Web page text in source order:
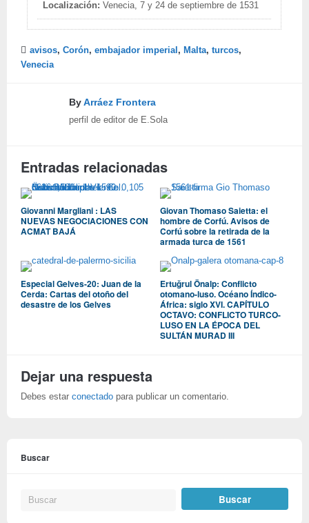
Localización: Venecia, 7 y 24 de septiembre de 1531
avisos, Corón, embajador imperial , Malta, turcos,
Venecia
ByArráez Frontera
perfil de editor de E.Sola
Entradas relacionadas
Giovanni Margliani : LAS
NUEVAS NEGOCIACIONES CON
ACMAT BAJÁ
Giovan Thomaso Saietta: el
hombre de Corfú. Avisos de
Corfú sobre la retirada de la
armada turca de 1561
Especial Gelves-20: Juan de la
Cerda: Cartas del otoño del
desastre de los Gelves
Ertuğrul Önalp: Conflicto
otomano-luso. Océano Índico-
África: siglo XVI. CAPÍTULO
OCTAVO: CONFLICTO TURCO-
LUSO EN LA ÉPOCA DEL
SULTÁN MURAD III
Dejar una respuesta
Debes estar conectado para publicar un comentario.
Buscar